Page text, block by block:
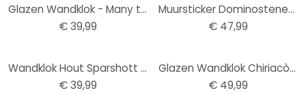
Glazen Wandklok - Many things in life 02
€ 39,99
Muursticker Dominostenen + Uurwerk
€ 47,99
Wandklok Hout Sparshott - Fietsen
€ 39,99
Glazen Wandklok Chiriacò - New York at Night
€ 49,99